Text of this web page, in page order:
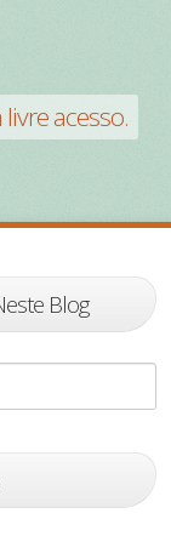
acesso.
Blog